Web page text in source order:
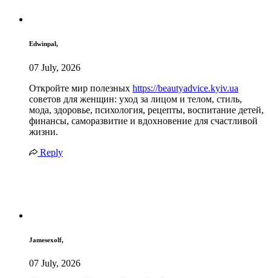
Edwinpal,
07 July, 2026
Откройте мир полезных https://beautyadvice.kyiv.ua
советов для женщин: уход за лицом и телом, стиль,
мода, здоровье, психология, рецепты, воспитание детей,
финансы, саморазвитие и вдохновение для счастливой
жизни.
Reply
Jamesexolf,
07 July, 2026